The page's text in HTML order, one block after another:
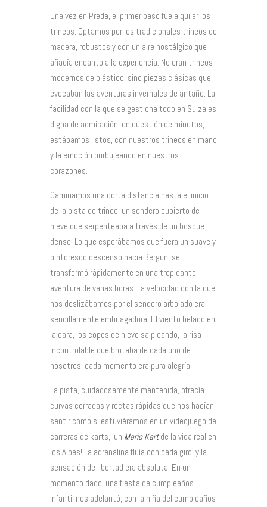
Una vez en Preda, el primer paso fue alquilar los
trineos. Optamos por los tradicionales trineos de
madera, robustos y con un aire nostálgico que
añadía encanto a la experiencia. No eran trineos
modernos de plástico, sino piezas clásicas que
evocaban las aventuras invernales de antaño. La
facilidad con la que se gestiona todo en Suiza es
digna de admiración; en cuestión de minutos,
estábamos listos, con nuestros trineos en mano
y la emoción burbujeando en nuestros
corazones.
Caminamos una corta distancia hasta el inicio
de la pista de trineo, un sendero cubierto de
nieve que serpenteaba a través de un bosque
denso. Lo que esperábamos que fuera un suave y
pintoresco descenso hacia Bergün, se
transformó rápidamente en una trepidante
aventura de varias horas. La velocidad con la que
nos deslizábamos por el sendero arbolado era
sencillamente embriagadora. El viento helado en
la cara, los copos de nieve salpicando, la risa
incontrolable que brotaba de cada uno de
nosotros: cada momento era pura alegría.
La pista, cuidadosamente mantenida, ofrecía
curvas cerradas y rectas rápidas que nos hacían
sentir como si estuviéramos en un videojuego de
carreras de karts, ¡un Mario Kartde la vida real en
los Alpes! La adrenalina fluía con cada giro, y la
sensación de libertad era absoluta. En un
momento dado, una fiesta de cumpleaños
infantil nos adelantó, con la niña del cumpleaños